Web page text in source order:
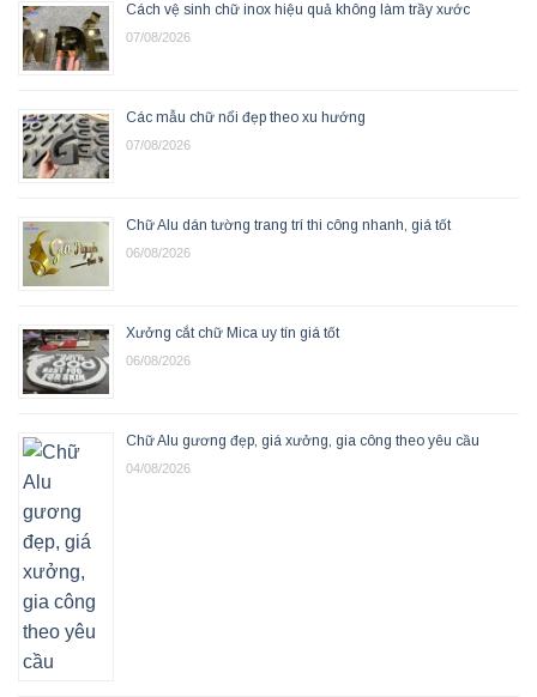
Cách vệ sinh chữ inox hiệu quả không làm trầy xước
07/08/2026
Các mẫu chữ nổi đẹp theo xu hướng
07/08/2026
Chữ Alu dán tường trang trí thi công nhanh, giá tốt
06/08/2026
Xưởng cắt chữ Mica uy tín giá tốt
06/08/2026
Chữ Alu gương đẹp, giá xưởng, gia công theo yêu cầu
04/08/2026